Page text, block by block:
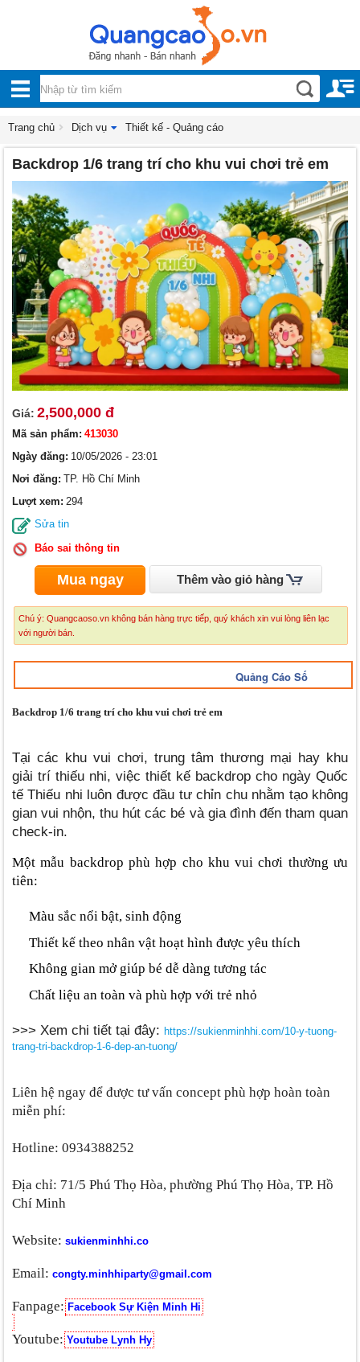
BỘ
DANH
MỤC
Nội, ngoại thất
Điện thoại, Viễn thông
Dịch vụ
Công nghiệp, xây dựng
Trang chủ Dịch vụ Thiết kế - Quảng cáo
Backdrop 1/6 trang trí cho khu vui chơi trẻ em
Giá: 2,500,000 đ
Mã sản phẩm: 413030
Ngày đăng: 10/05/2026 - 23:01
Nơi đăng: TP. Hồ Chí Minh
Lượt xem: 294
Sửa tin
Báo sai thông tin
Mua ngay Thêm vào giỏ hàng
Chú ý: Quangcaoso.vn không bán hàng trực tiếp, quý khách xin vui lòng liên lạc
với người bán.
Quảng Cáo Số
Backdrop 1/6 trang trí cho khu vui chơi trẻ em
Tại các khu vui chơi, trung tâm thương mại hay khu
giải trí thiếu nhi, việc thiết kế backdrop cho ngày Quốc
tế Thiếu nhi luôn được đầu tư chỉn chu nhằm tạo không
gian vui nhộn, thu hút các bé và gia đình đến tham quan
check-in.
Một mẫu backdrop phù hợp cho khu vui chơi thường ưu
tiên:
Màu sắc nổi bật, sinh động
Thiết kế theo nhân vật hoạt hình được yêu thích
Không gian mở giúp bé dễ dàng tương tác
Chất liệu an toàn và phù hợp với trẻ nhỏ
>>> Xem chi tiết tại đây: https://sukienminhhi.com/10-y-tuong-
trang-tri-backdrop-1-6-dep-an-tuong/
Liên hệ ngay để được tư vấn concept phù hợp hoàn toàn
miễn phí:
Hotline: 0934388252
Địa chỉ: 71/5 Phú Thọ Hòa, phường Phú Thọ Hòa, TP. Hồ
Chí Minh
Website: sukienminhhi.co
Email: congty.minhhiparty@gmail.com
Fanpage: Facebook Sự Kiện Minh Hi
Youtube: Youtube Lynh Hy